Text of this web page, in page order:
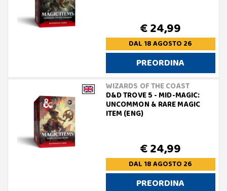
€ 24,99
DAL 18 AGOSTO 26
PREORDINA
WIZARDS OF THE COAST
D&D TROVE 5 - MID-MAGIC:
UNCOMMON & RARE MAGIC
ITEM (ENG)
€ 24,99
DAL 18 AGOSTO 26
PREORDINA